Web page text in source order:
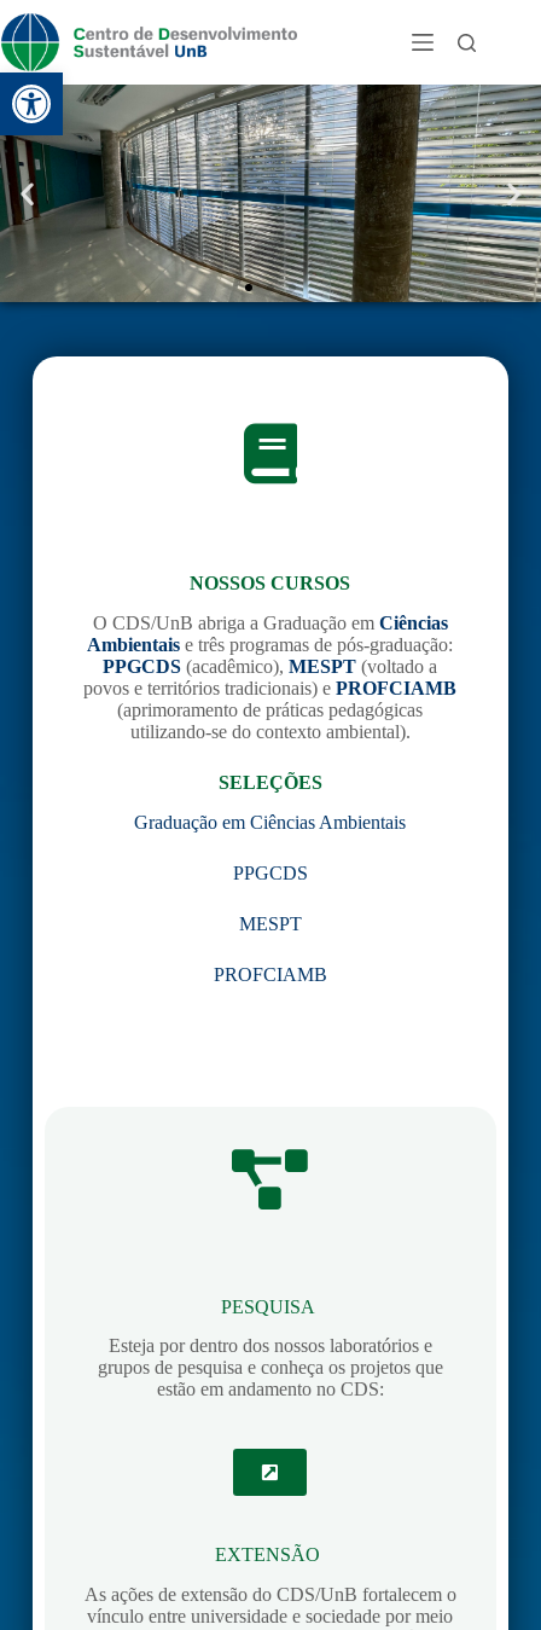
Abrir a barra de ferramentas
NOSSOS CURSOS
O CDS/UnB abriga a Graduação em Ciências
Ambientais e três programas de pós-graduação:
PPGCDS (acadêmico),MESPT (voltado a
povos e territórios tradicionais) ePROFCIAMB
(aprimoramento de práticas pedagógicas
utilizando-se do contexto ambiental).
SELEÇÕES
Graduação em Ciências Ambientais
PPGCDS
MESPT
PROFCIAMB
PESQUISA
Esteja por dentro dos nossos laboratórios e
grupos de pesquisa e conheça os projetos que
estão em andamento no CDS:
EXTENSÃO
As ações de extensão do CDS/UnB fortalecem o
vínculo entre universidade e sociedade por meio